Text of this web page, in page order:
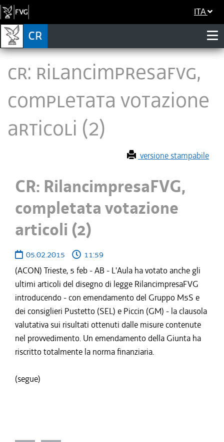
ITA
CR: RilancimpresaFVG,
completata votazione
articoli (2)
versione stampabile
CR: RilancimpresaFVG,
completata votazione
articoli (2)
05.02.2015
11:59
(ACON) Trieste, 5 feb - AB - L'Aula ha votato anche gli
ultimi articoli del disegno di legge RilancimpresaFVG
introducendo - con emendamento del Gruppo M5S e
dei consiglieri Pustetto (SEL) e Piccin (GM) - la clausola
valutativa sui risultati ottenuti dalle misure contenute
nel provvedimento. Un emendamento della Giunta ha
riscritto totalmente la norma finanziaria.
(segue)